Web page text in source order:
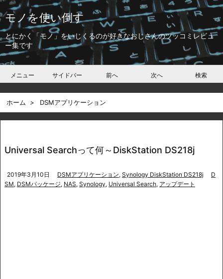
モノを使い倒す
とにかく「モノ」をいじくるのが好きなおじさんのツッコミレビュ
ー集です
メニュー サイドバー 前へ 次へ 検索
ホーム > DSMアプリケーション
Universal Searchって何～DiskStation DS218j
2019年3月10日 DSMアプリケーション, Synology DiskStation DS218j
D
SM, DSMパッケージ, NAS, Synology, Universal Search, アップデート